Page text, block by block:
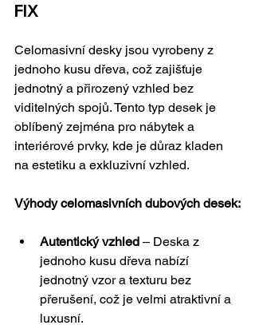
FIX
Celomasivní desky jsou vyrobeny z
jednoho kusu dřeva, což zajišťuje
jednotný a přirozený vzhled bez
viditelných spojů. Tento typ desek je
oblíbený zejména pro nábytek a
interiérové prvky, kde je důraz kladen
na estetiku a exkluzivní vzhled.
Výhody celomasivních dubových desek:
Autentický vzhled – Deska z
jednoho kusu dřeva nabízí
jednotný vzor a texturu bez
přerušení, což je velmi atraktivní a
luxusní.